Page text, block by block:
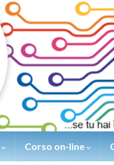
Corso on-line